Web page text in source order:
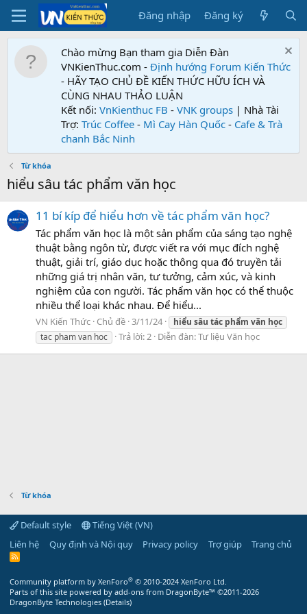
Đăng nhập Đăng ký
Chào mừng Bạn tham gia Diễn Đàn
VNKienThuc.com - Định hướng Forum Kiến Thức
- HÃY TẠO CHỦ ĐỀ KIẾN THỨC HỮU ÍCH VÀ
CÙNG NHAU THẢO LUẬN
Kết nối: VnKienthuc FB - VNK groups | Nhà Tài
Trợ: Trúc Coffee - Mì Cay Hàn Quốc - Cafe & Trà
chanh Bắc Ninh
Từ khóa
hiểu sâu tác phẩm văn học
11 bí kíp để hiểu hơn về tác phẩm văn học?
Tác phẩm văn học là một sản phẩm của sáng tạo nghệ
thuật bằng ngôn từ, được viết ra với mục đích nghệ
thuật, giải trí, giáo dục hoặc thông qua đó truyền tải
những giá trị nhân văn, tư tưởng, cảm xúc, và kinh
nghiệm của con người. Tác phẩm văn học có thể thuộc
nhiều thể loại khác nhau. Để hiểu...
VN Kiến Thức Chủ đề 3/11/24 hiểu sâu tác phẩm văn học
tac pham van hoc
Trả lời: 2 Diễn đàn:Tư liệu Văn học
Từ khóa
Default style
Tiếng Việt (VN)
Liên hệ
Quy định và Nội quy Privacy policy Trợ giúp Trang chủ
R
Community platform by XenForo® © 2010-2024 XenForo Ltd.
Parts of this site powered by add-ons from DragonByte™ ©2011-2026
DragonByte Technologies (Details)